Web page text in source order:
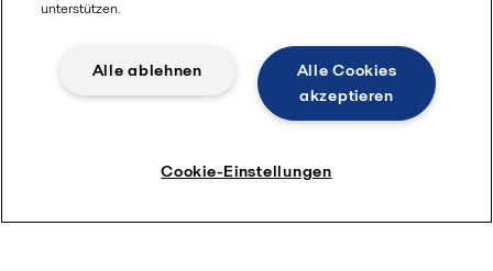
unterstützen.
Alle Cookies
akzeptieren
Alle ablehnen
Cookie-Einstellungen